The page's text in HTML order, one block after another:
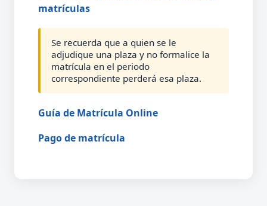
matrículas
Se recuerda que a quien se le
adjudique una plaza y no formalice la
matrícula en el periodo
correspondiente perderá esa plaza.
Guía de Matrícula Online
Pago de matrícula